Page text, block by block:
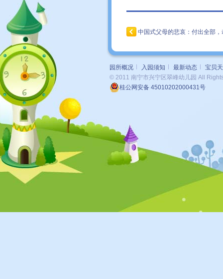
中国式父母的悲哀：付出全部
园所概况 入园须知 最新动态
宝贝
© 2011 南宁市兴宁区翠峰幼儿园 All
桂公网安备 45010202000431号